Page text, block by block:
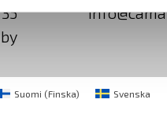
Suomi (Finska) Svenska